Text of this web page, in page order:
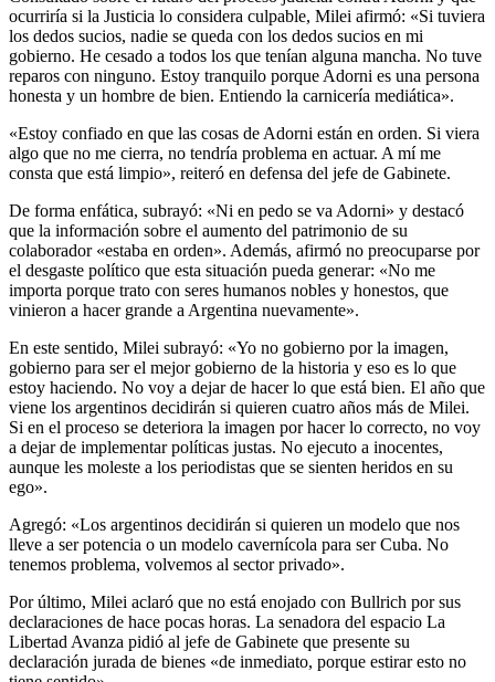
Consultado sobre el futuro del proceso judicial contra Adorni y qué
ocurriría si la Justicia lo considera culpable, Milei afirmó: «Si tuviera
los dedos sucios, nadie se queda con los dedos sucios en mi
gobierno. He cesado a todos los que tenían alguna mancha. No tuve
reparos con ninguno. Estoy tranquilo porque Adorni es una persona
«Estoy confiado en que las cosas de Adorni están en orden. Si viera
algo que no me cierra, no tendría problema en actuar. A mí me
De forma enfática, subrayó: «Ni en pedo se va Adorni» y destacó
que la información sobre el aumento del patrimonio de su
colaborador «estaba en orden». Además, afirmó no preocuparse por
el desgaste político que esta situación pueda generar: «No me
importa porque trato con seres humanos nobles y honestos, que
En este sentido, Milei subrayó: «Yo no gobierno por la imagen,
gobierno para ser el mejor gobierno de la historia y eso es lo que
estoy haciendo. No voy a dejar de hacer lo que está bien. El año que
viene los argentinos decidirán si quieren cuatro años más de Milei.
Si en el proceso se deteriora la imagen por hacer lo correcto, no voy
a dejar de implementar políticas justas. No ejecuto a inocentes,
aunque les moleste a los periodistas que se sienten heridos en su
Agregó: «Los argentinos decidirán si quieren un modelo que nos
lleve a ser potencia o un modelo cavernícola para ser Cuba. No
Por último, Milei aclaró que no está enojado con Bullrich por sus
declaraciones de hace pocas horas. La senadora del espacio La
Libertad Avanza pidió al jefe de Gabinete que presente su